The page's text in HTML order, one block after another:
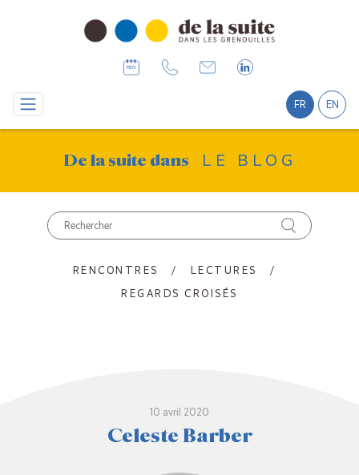
FR EN
De la suite dans LE BLOG
RENCONTRES
LECTURES
REGARDS CROISÉS
10 avril 2020
Celeste Barber